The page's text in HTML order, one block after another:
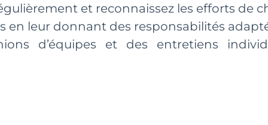
et reconnaissez les efforts de
en leur donnant des responsabilités
d’équipes et des entretiens